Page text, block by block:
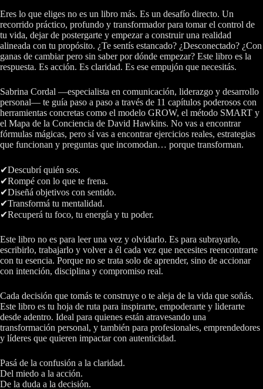
Eres lo que eliges no es un libro más. Es un desafío directo. Un
recorrido práctico, profundo y transformador para tomar el control de
tu vida, dejar de postergarte y empezar a construir una realidad
alineada con tu propósito. ¿Te sentís estancado? ¿Desconectado? ¿Con
ganas de cambiar pero sin saber por dónde empezar? Este libro es la
respuesta. Es acción. Es claridad. Es ese empujón que necesitás.
Sabrina Cordal —especialista en comunicación, liderazgo y desarrollo
personal— te guía paso a paso a través de 11 capítulos poderosos con
herramientas concretas como el modelo GROW, el método SMART y
el Mapa de la Conciencia de David Hawkins. No vas a encontrar
fórmulas mágicas, pero sí vas a encontrar ejercicios reales, estrategias
que funcionan y preguntas que incomodan… porque transforman.
✔Descubrí quién sos.
✔Rompé con lo que te frena.
✔Diseñá objetivos con sentido.
✔Transformá tu mentalidad.
✔Recuperá tu foco, tu energía y tu poder.
Este libro no es para leer una vez y olvidarlo. Es para subrayarlo,
escribirlo, trabajarlo y volver a él cada vez que necesites reencontrarte
con tu esencia. Porque no se trata solo de aprender, sino de accionar
con intención, disciplina y compromiso real.
Cada decisión que tomás te construye o te aleja de la vida que soñás.
Este libro es tu hoja de ruta para inspirarte, empoderarte y liderarte
desde adentro. Ideal para quienes están atravesando una
transformación personal, y también para profesionales, emprendedores
y líderes que quieren impactar con autenticidad.
Pasá de la confusión a la claridad.
Del miedo a la acción.
De la duda a la decisión.